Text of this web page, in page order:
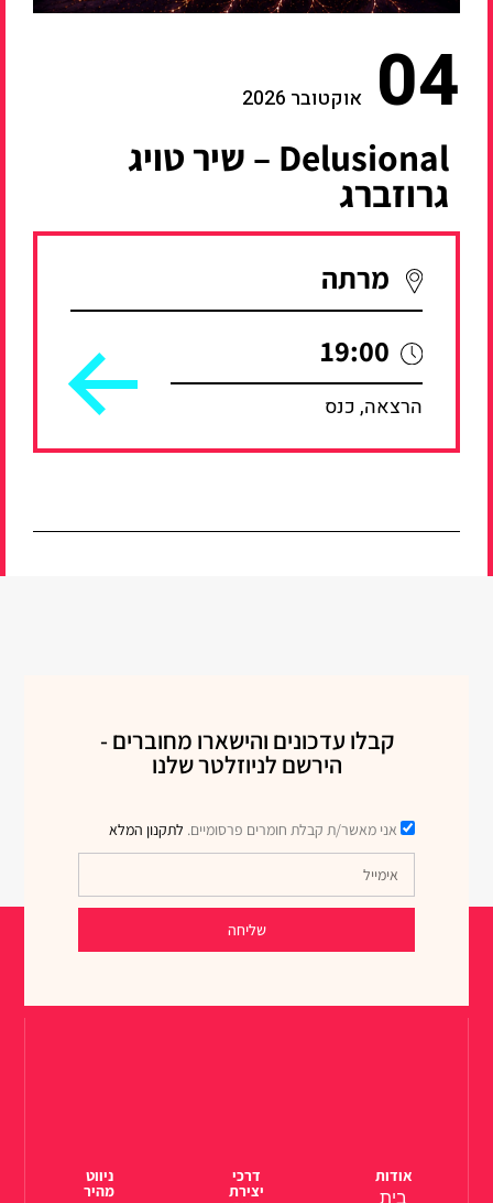
04 אוקטובר 2026
Delusional – שיר טויג
גרוזברג
מרתה
19:00
הרצאה, כנס
קבלו עדכונים והישארו מחוברים -
הירשם לניוזלטר שלנו
אני מאשר/ת קבלת חומרים פרסומיים. לתקנון המלא
שליחה
אודות
בית
דרכי
יצירת
ניווט
מהיר